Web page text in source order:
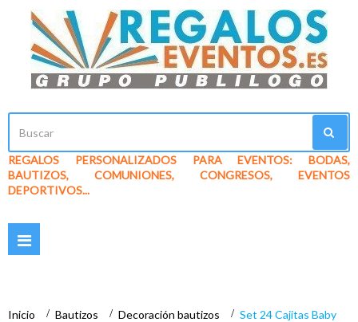
REGALOS PERSONALIZADOS PARA EVENTOS: BODAS,
BAUTIZOS, COMUNIONES, CONGRESOS, EVENTOS
DEPORTIVOS...
Navegación
Toggle
Inicio > Bautizos > Decoración bautizos > Set 24 Cajitas Baby